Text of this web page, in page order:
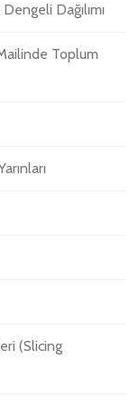
Dağılımı
Toplum
(Slicing